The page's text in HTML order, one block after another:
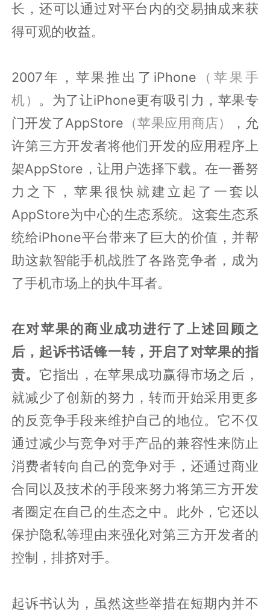
长，还可以通过对平台内的交易抽成来获
得可观的收益。
2007年，苹果推出了iPhone （苹果手
机） 。为了让iPhone更有吸引力，苹果专
门开发了AppStore （苹果应用商店）
，允
许第三方开发者将他们开发的应用程序上
架AppStore，让用户选择下载。在一番努
力之下，苹果很快就建立起了一套以
AppStore为中心的生态系统。这套生态系
统给iPhone平台带来了巨大的价值，并帮
助这款智能手机战胜了各路竞争者，成为
了手机市场上的执牛耳者。
在对苹果的商业成功进行了上述回顾之
后，起诉书话锋一转，开启了对苹果的指
责。 它指出，在苹果成功赢得市场之后，
就减少了创新的努力，转而开始采用更多
的反竞争手段来维护自己的地位。它不仅
通过减少与竞争对手产品的兼容性来防止
消费者转向自己的竞争对手，还通过商业
合同以及技术的手段来努力将第三方开发
者圈定在自己的生态之中。此外，它还以
保护隐私等理由来强化对第三方开发者的
控制，排挤对手。
起诉书认为，虽然这些举措在短期内并不